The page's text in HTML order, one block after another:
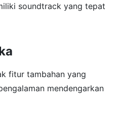
soundtrack yang tepat
fitur tambahan yang
mendengarkan